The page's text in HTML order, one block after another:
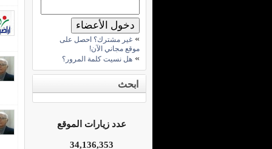
» غير مشترك؟ احصل على
موقع مجاني الآن!
» هل نسيت كلمة المرور؟
ابحث
عدد زيارات الموقع
34,136,353